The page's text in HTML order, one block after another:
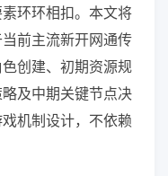
环环相扣。本文将
前主流新开网通传
创建、初期资源规
及中期关键节点决
机制设计，不依赖